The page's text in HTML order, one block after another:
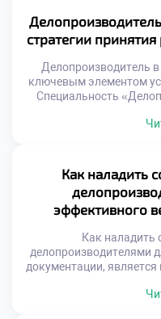
кандидата среди сотен
динамично меняется
и
стратегии
Делопроизводитель
ключевым элементом
Специальность
внешним условиям.
документы в
компетенций.
стрессовые ситуации
профессионалы
Как наладить
эффективного
Как наладить
делопроизводителями
документации,
дублирование